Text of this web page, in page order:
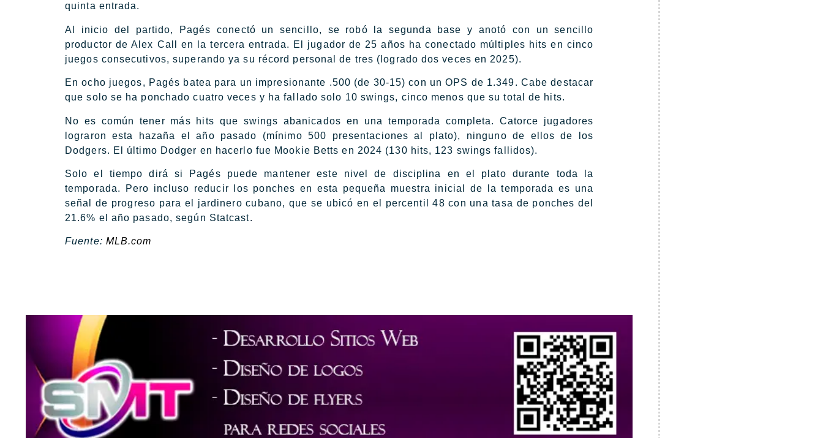
quinta entrada.
Al inicio del partido, Pagés conectó un sencillo, se robó la segunda base y anotó con un sencillo
productor de Alex Call en la tercera entrada. El jugador de 25 años ha conectado múltiples hits en cinco
juegos consecutivos, superando ya su récord personal de tres (logrado dos veces en 2025).
En ocho juegos, Pagés batea para un impresionante .500 (de 30-15) con un OPS de 1.349. Cabe destacar
que solo se ha ponchado cuatro veces y ha fallado solo 10 swings, cinco menos que su total de hits.
No es común tener más hits que swings abanicados en una temporada completa. Catorce jugadores
lograron esta hazaña el año pasado (mínimo 500 presentaciones al plato), ninguno de ellos de los
Dodgers. El último Dodger en hacerlo fue Mookie Betts en 2024 (130 hits, 123 swings fallidos).
Solo el tiempo dirá si Pagés puede mantener este nivel de disciplina en el plato durante toda la
temporada. Pero incluso reducir los ponches en esta pequeña muestra inicial de la temporada es una
señal de progreso para el jardinero cubano, que se ubicó en el percentil 48 con una tasa de ponches del
21.6% el año pasado, según Statcast.
Fuente: MLB.com